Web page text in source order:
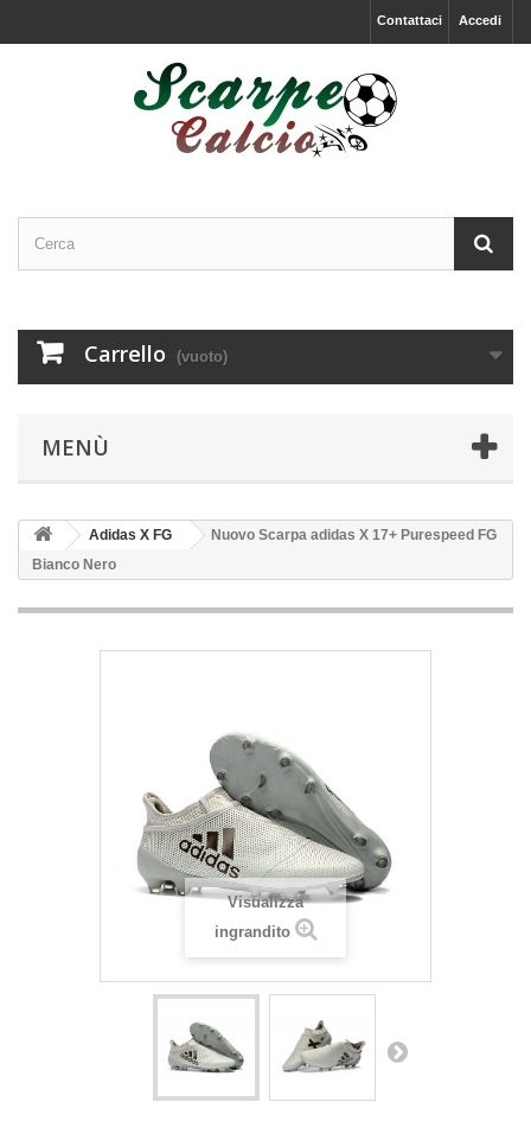
Accedi
Contattaci
Carrello (vuoto)
MENÙ
Adidas X FG
Nuovo Scarpa adidas X 17+ Purespeed FG
Bianco Nero
Visualizza
ingrandito